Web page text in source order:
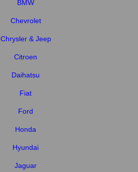
BMW
Chevrolet
Chrysler & Jeep
Citroen
Daihatsu
Fiat
Ford
Honda
Hyundai
Jaguar